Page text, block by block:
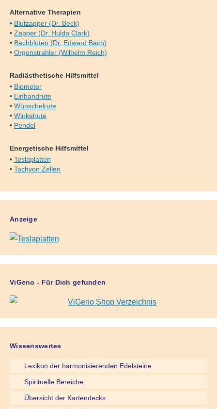
Alternative Therapien
• Blutzapper (Dr. Beck)
• Zapper (Dr. Hulda Clark)
• Bachblüten (Dr. Edward Bach)
• Orgonstrahler (Wilhelm Reich)
Radiästhetische Hilfsmittel
• Biometer
• Einhandrute
• Wünschelrute
• Winkelrute
• Pendel
Energetische Hilfsmittel
• Teslaplatten
• Tachyon Zellen
Anzeige
ViGeno - Für Dich gefunden
Wissenswertes
Lexikon der harmonisierenden Edelsteine
Spirituelle Bereiche
Übersicht der Kartendecks